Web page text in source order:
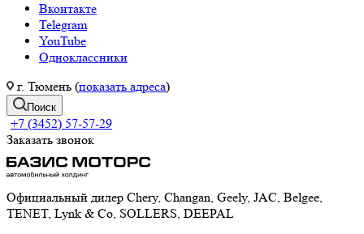
Вконтакте
Telegram
YouTube
Одноклассники
г. Тюмень (показать адреса)
Поиск
+7 (3452) 57-57-29
Заказать звонок
Официальный дилер Chery, Changan, Geely, JAC, Belgee,
TENET, Lynk & Co, SOLLERS, DEEPAL